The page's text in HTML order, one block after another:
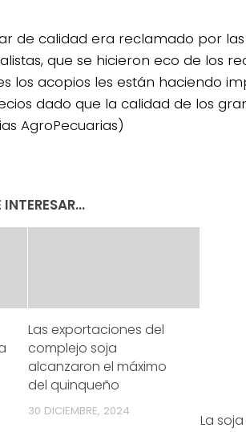
de calidad era reclamado por
que se hicieron eco de los
los acopios les están haciendo
dado que la calidad de los
AgroPecuarias)
Las exportaciones del
complejo soja
alcanzaron el máximo
del quinqueño
30 DICIEMBRE, 2024
La